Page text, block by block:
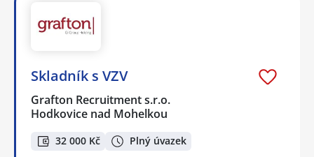
Skladník s VZV
Grafton Recruitment s.r.o.
Hodkovice nad Mohelkou
32 000 Kč Plný úvazek